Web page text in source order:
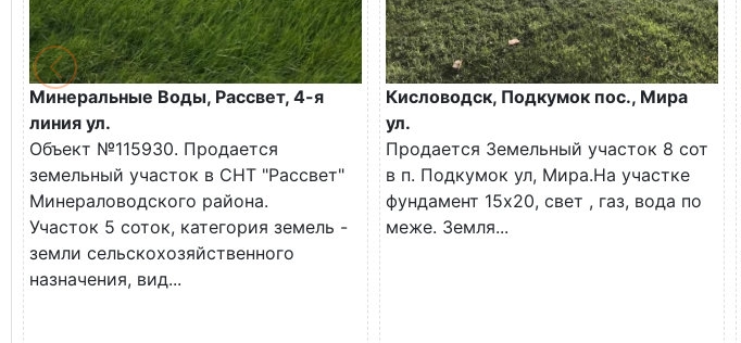
Минеральные Воды, Рассвет, 4-я
линия ул.
Объект №115930. Продается
земельный участок в СНТ "Рассвет"
Минераловодского района.
Участок 5 соток, категория земель -
земли сельскохозяйственного
назначения, вид...
Кисловодск, Подкумок пос., Мира
ул.
Продается Земельный участок 8 сот
в п. Подкумок ул, Мира.На участке
фундамент 15х20, свет , газ, вода по
меже. Земля...